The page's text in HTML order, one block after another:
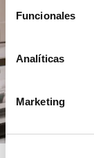
Funcionales
Analíticas
Marketing